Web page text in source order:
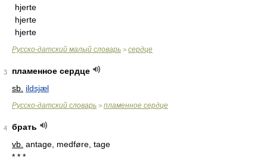
hjerte
hjerte
hjerte
Русско-датский малый словарь > сердце
3
пламенное сердце
sb. ildsjæl
Русско-датский словарь > пламенное сердце
4
брать
vb. antage, medføre, tage
* * *